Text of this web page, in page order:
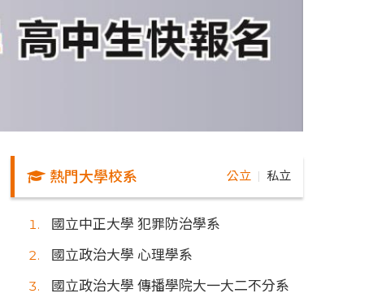
熱門大學校系 公立 私立
國立中正大學 犯罪防治學系
國立政治大學 心理學系
國立政治大學 傳播學院大一大二不分系